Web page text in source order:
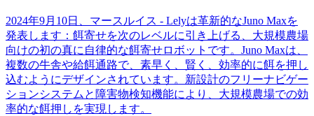
2024年9月10日、マースルイス - Lelyは革新的なJuno Maxを
発表します：餌寄せを次のレベルに引き上げる、大規模農場
向けの初の真に自律的な餌寄せロボットです。Juno Maxは、
複数の牛舎や給餌通路で、素早く、賢く、効率的に餌を押し
込むようにデザインされています。新設計のフリーナビゲー
ションシステムと障害物検知機能により、大規模農場での効
率的な餌押しを実現します。